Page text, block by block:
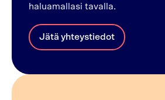
haluamallasi tavalla.
Jätä yhteystiedot